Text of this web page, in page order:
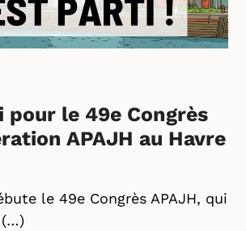
pour le 49e Congrès
APAJH au Havre
le 49e Congrès APAJH, qui
(…)